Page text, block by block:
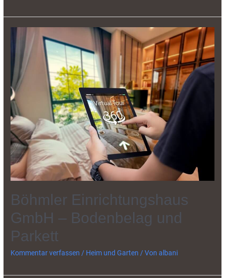
Böhmler Einrichtungshaus
GmbH – Bodenbelag und
Parkett
Kommentar verfassen / Heim und Garten / Vonalbani